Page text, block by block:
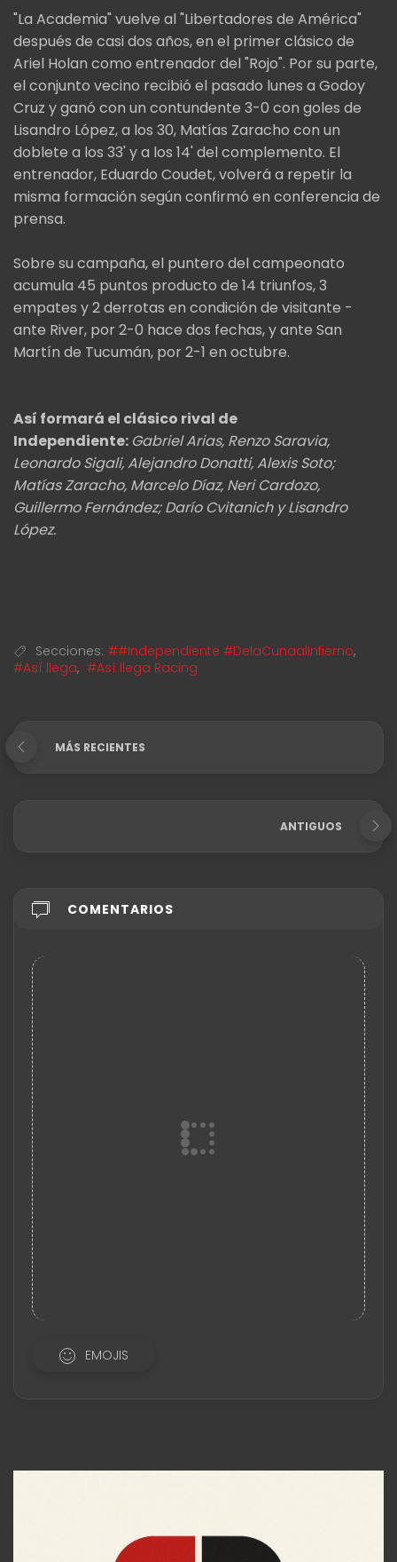
"La Academia" vuelve al "Libertadores de América"
después de casi dos años, en el primer clásico de
Ariel Holan como entrenador del "Rojo". Por su parte,
el conjunto vecino recibió el pasado lunes a Godoy
Cruz y ganó con un contundente 3-0 con goles de
Lisandro López, a los 30, Matías Zaracho con un
doblete a los 33' y a los 14' del complemento. El
entrenador, Eduardo Coudet, volverá a repetir la
misma formación según confirmó en conferencia de
prensa.
Sobre su campaña, el puntero del campeonato
acumula 45 puntos producto de 14 triunfos, 3
empates y 2 derrotas en condición de visitante -
ante River, por 2-0 hace dos fechas, y ante San
Martín de Tucumán, por 2-1 en octubre.
Así formará el clásico rival de
Independiente: Gabriel Arias, Renzo Saravia,
Leonardo Sigali, Alejandro Donatti, Alexis Soto;
Matías Zaracho, Marcelo Díaz, Neri Cardozo,
Guillermo Fernández; Darío Cvitanich y Lisandro
López.
Secciones: ##Independiente #DelaCunaalInfierno,
#Así llega, #Así llega Racing
MÁS RECIENTES
ANTIGUOS
COMENTARIOS
EMOJIS